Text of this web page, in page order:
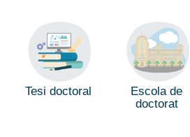
Tesi doctoral
Escola de
doctorat